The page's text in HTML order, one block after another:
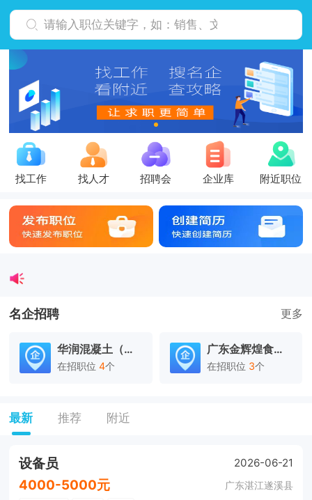
找工作 找人才 招聘会 企业库 附近职位
名企招聘 更多
华润混凝土（湛江）有限公司
在招职位 4个
广东金辉煌食品有限公司
在招职位 3个
最新 推荐 附近
设备员 2026-06-21
4000-5000元 广东湛江遂溪县